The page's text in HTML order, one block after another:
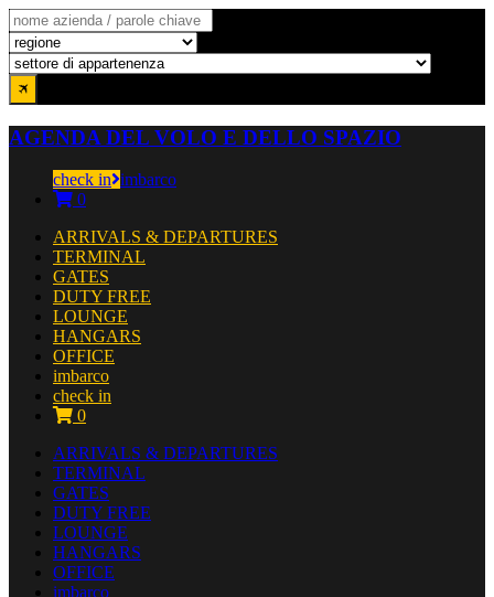
AGENDA DEL VOLO E DELLO SPAZIO
check in imbarco
0
ARRIVALS & DEPARTURES
TERMINAL
GATES
DUTY FREE
LOUNGE
HANGARS
OFFICE
imbarco
check in
0
ARRIVALS & DEPARTURES
TERMINAL
GATES
DUTY FREE
LOUNGE
HANGARS
OFFICE
imbarco